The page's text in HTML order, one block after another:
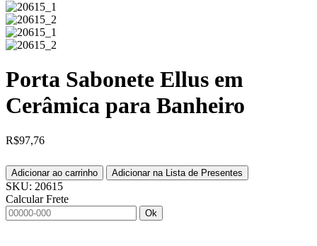
Porta Sabonete Ellus em
Cerâmica para Banheiro
R$97,76
Adicionar ao carrinho Adicionar na Lista de Presentes
SKU: 20615
Calcular Frete
Ok